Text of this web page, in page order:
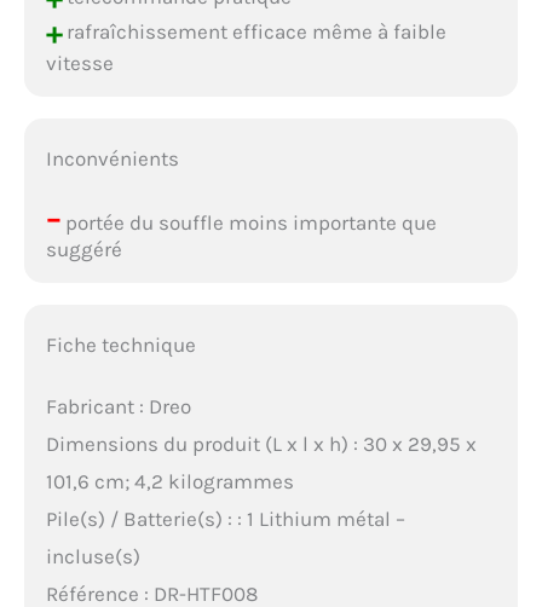
+rafraîchissement efficace même à faible
vitesse
Inconvénients
–portée du souffle moins importante que
suggéré
Fiche technique
Fabricant : Dreo
Dimensions du produit (L x l x h) : 30 x 29,95 x
101,6 cm; 4,2 kilogrammes
Pile(s) / Batterie(s) : : 1 Lithium métal –
incluse(s)
Référence : DR-HTF008